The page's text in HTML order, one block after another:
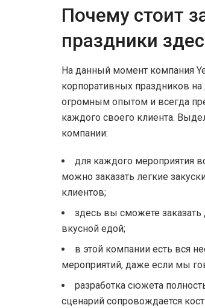
Почему стоит
праздники
На данный момент компания
корпоративных праздников
огромным опытом и всегда
каждого своего клиента.
компании:
для каждого мероприятия
можно заказать легкие
клиентов;
здесь вы сможете
вкусной едой;
в этой компании есть вся
мероприятий, даже если мы
разработка сюжета
сценарий сопровождается